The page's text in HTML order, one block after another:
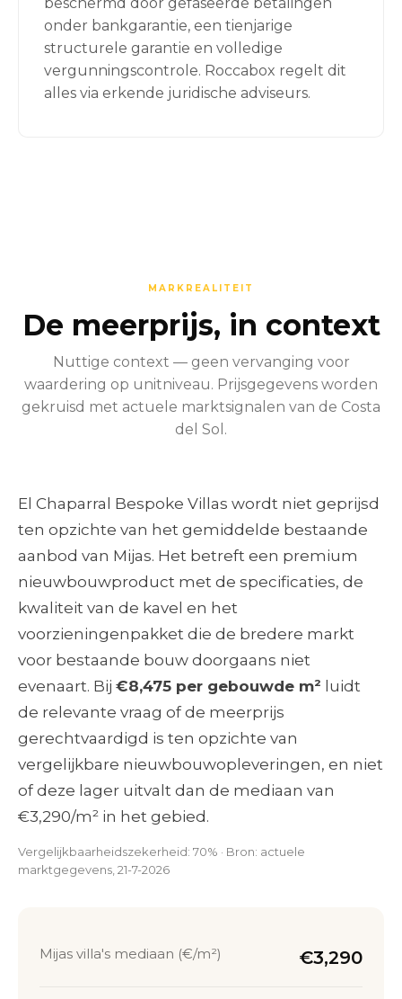
onder bankgarantie, een tienjarige
structurele garantie en volledige
vergunningscontrole. Roccabox regelt dit
alles via erkende juridische adviseurs.
MARKREALITEIT
De meerprijs, in context
Nuttige context — geen vervanging voor
waardering op unitniveau. Prijsgegevens worden
gekruisd met actuele marktsignalen van de Costa
del Sol.
El Chaparral Bespoke Villas wordt niet geprijsd
ten opzichte van het gemiddelde bestaande
aanbod van Mijas. Het betreft een premium
nieuwbouwproduct met de specificaties, de
kwaliteit van de kavel en het
voorzieningenpakket die de bredere markt
voor bestaande bouw doorgaans niet
evenaart. Bij €8,475 per gebouwde m² luidt
de relevante vraag of de meerprijs
gerechtvaardigd is ten opzichte van
vergelijkbare nieuwbouwopleveringen, en niet
of deze lager uitvalt dan de mediaan van
€3,290/m² in het gebied.
Vergelijkbaarheidszekerheid: 70% · Bron: actuele
marktgegevens, 21-7-2026
Mijas villa's mediaan (€/m²) €3,290